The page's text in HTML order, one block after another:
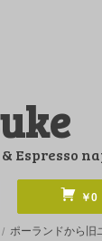
Espresso
￥0
ポーランドから旧